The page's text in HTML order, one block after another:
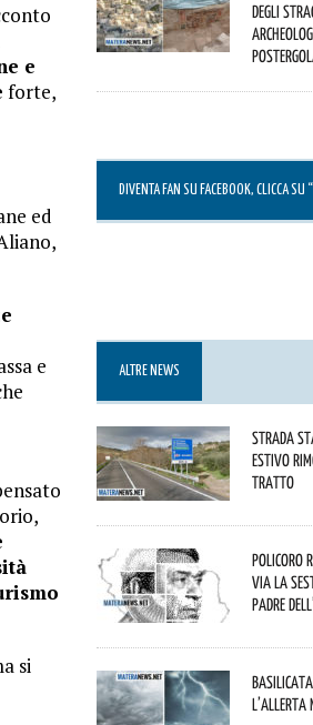
e
forte,
ed
e
si
degli
DIVENTA FAN SU FACEBOOK, CLICCA SU
ALTRE NEWS
Strada
estivo
tratto
Policoro
via la
padre
l’allerta